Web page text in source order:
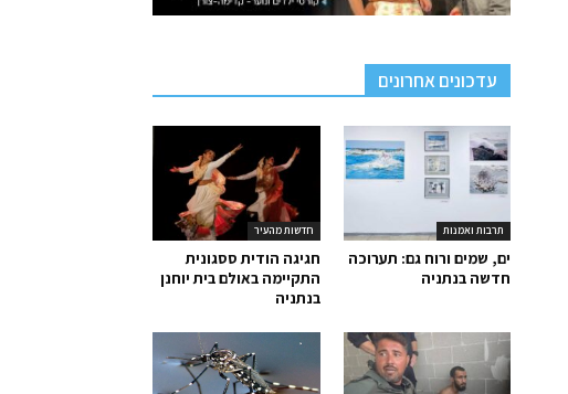
עדכונים אחרונים
חדשות מהעיר
חגיגה הודית ססגונית
התקיימה באולם בית יוחנן
בנתניה
תרבות ואמנות
ים, שמים ורוח גם: תערוכה
חדשה בנתניה